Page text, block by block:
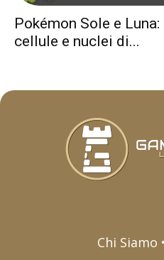
Pokémon Sole e
cellule e nuclei di...
Chi Siamo